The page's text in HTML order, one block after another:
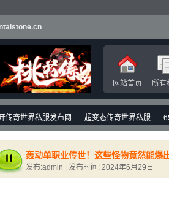
网站首页 所有
传奇世界私服发布网 超变态传奇世界私服
轰动单职业传世！这些怪物竟然能爆
发布:admin | 发布时间: 2024年6月29日